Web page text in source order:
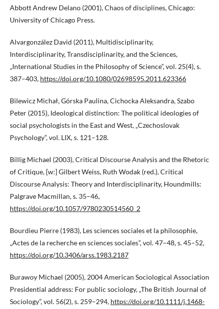
Abbott Andrew Delano (2001), Chaos of disciplines, Chicago:
University of Chicago Press.
Alvargonzález David (2011), Multidisciplinarity,
Interdisciplinarity, Transdisciplinarity, and the Sciences,
„International Studies in the Philosophy of Science”, vol. 25(4), s.
387–403, https://doi.org/10.1080/02698595.2011.623366
Bilewicz Michał, Górska Paulina, Cichocka Aleksandra, Szabo
Peter (2015), Ideological distinction: The political ideologies of
social psychologists in the East and West, „Czechoslovak
Psychology”, vol. LIX, s. 121–128.
Billig Michael (2003), Critical Discourse Analysis and the Rhetoric
of Critique, [w:] Gilbert Weiss, Ruth Wodak (red.), Critical
Discourse Analysis: Theory and Interdisciplinarity, Houndmills:
Palgrave Macmillan, s. 35–46,
https://doi.org/10.1057/9780230514560_2
Bourdieu Pierre (1983), Les sciences sociales et la philosophie,
„Actes de la recherche en sciences sociales”, vol. 47–48, s. 45–52,
https://doi.org/10.3406/arss.1983.2187
Burawoy Michael (2005), 2004 American Sociological Association
Presidential address: For public sociology, „The British Journal of
Sociology”, vol. 56(2), s. 259–294, https://doi.org/10.1111/j.1468-